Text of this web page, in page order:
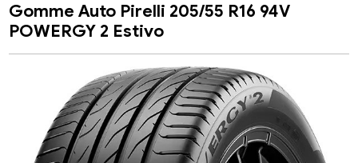
Gomme Auto Pirelli 205/55 R16 94V
POWERGY 2 Estivo